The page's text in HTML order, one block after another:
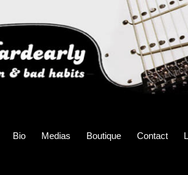
Bio Medias Boutique Contact